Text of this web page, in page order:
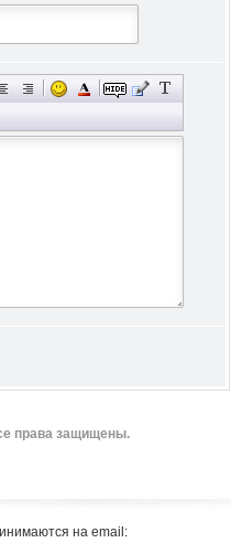
права защищены.
на email: